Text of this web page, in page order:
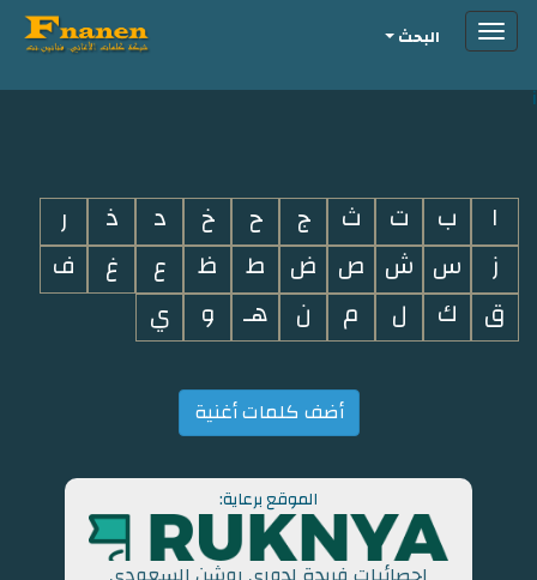
i
Toggleالبحث
ا ب ت ث ج ح خ د ذ
ر
ز
س ش ص ض ط ظ ع غ
ف
ق
ك ل م ن هـ و ي
أضف كلمات أغنية
الموقع برعاية: